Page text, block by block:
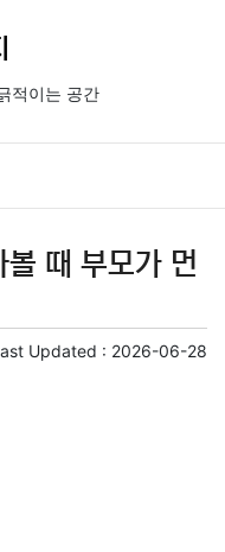
적이는 공간
때 부모가 먼
Updated : 2026-06-28